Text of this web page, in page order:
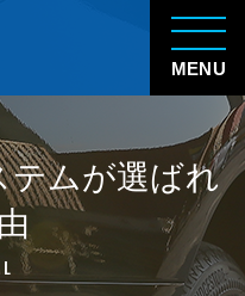
MENU
テムが選ばれ